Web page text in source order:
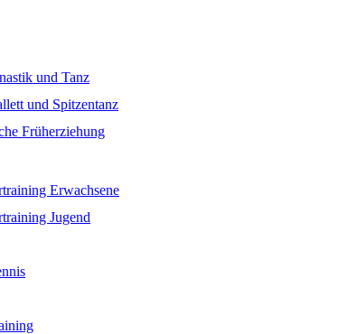
und Tanz
und Spitzentanz
Früherziehung
Erwachsene
Jugend